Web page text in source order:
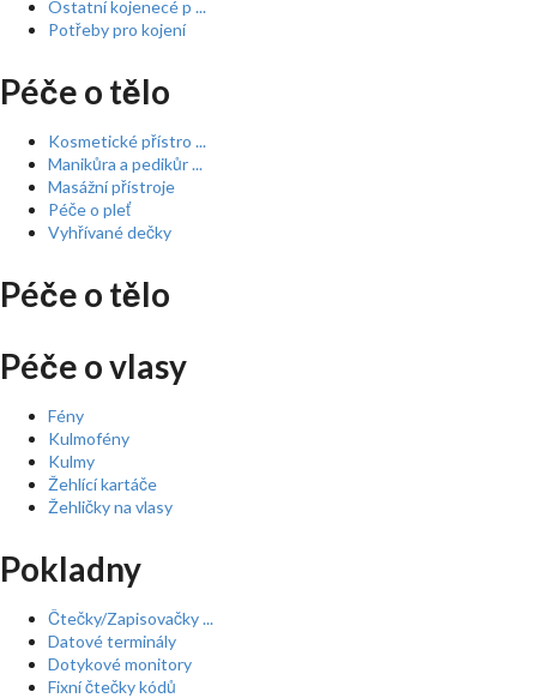
Ostatní kojenecé p ...
Potřeby pro kojení
Péče o tělo
Kosmetické přístro ...
Manikůra a pedikůr ...
Masážní přístroje
Péče o pleť
Vyhřívané dečky
Péče o tělo
Péče o vlasy
Fény
Kulmofény
Kulmy
Žehlící kartáče
Žehličky na vlasy
Pokladny
Čtečky/Zapisovačky ...
Datové terminály
Dotykové monitory
Fixní čtečky kódů